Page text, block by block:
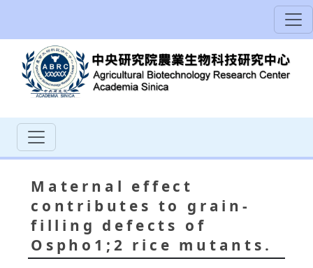
Maternal effect
contributes to grain-
filling defects of
Ospho1;2 rice mutants.